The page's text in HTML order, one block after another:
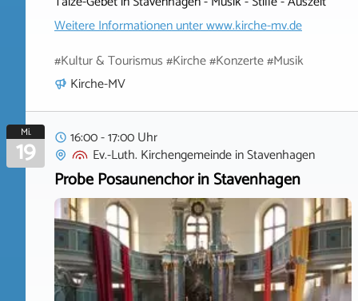
Weitere Informationen unterwww.kirche-mv.de
#Kultur & Tourismus #Kirche #Konzerte #Musik
Kirche-MV
Mi.
19
16:00 - 17:00 Uhr
Ev.-Luth. KirchengemeindeinStavenhagen
Probe Posaunenchor in Stavenhagen